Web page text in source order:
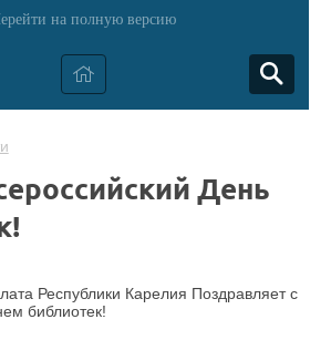
на полную версию
День
Республики Карелия Поздравляет с
библиотек!